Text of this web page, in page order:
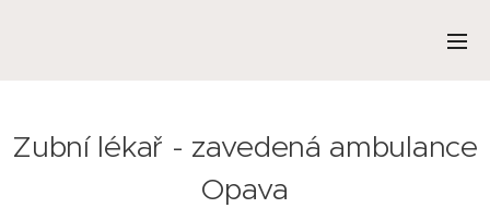
Zubní lékař - zavedená ambulance
Opava